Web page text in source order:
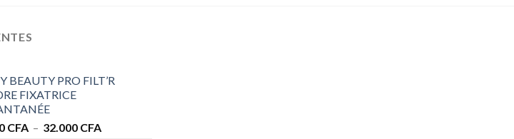
BEAUTY PRO FILT’R
FIXATRICE
CFA – 32.000 CFAPlage